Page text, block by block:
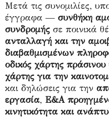
Μετά τις συνομιλίες,
έγγραφα — συνθήκη
συνδρομής σε ποινικά
ανταλλαγή και την
διαβαθμισμένων
οδικός χάρτης
χάρτης για την
και δηλώσεις για την
εργασία, Ε&Α
κινητικότητα και